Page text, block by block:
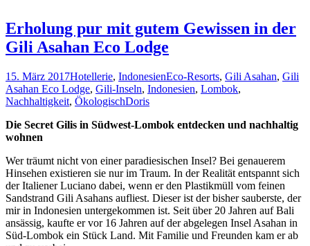
Sukantara
Cascade,
Thailand
Erholung pur mit gutem Gewissen in der
Gili Asahan Eco Lodge
15. März 2017Hotellerie, IndonesienEco-Resorts, Gili Asahan, Gili
Asahan Eco Lodge, Gili-Inseln, Indonesien, Lombok,
Nachhaltigkeit, ÖkologischDoris
Die Secret Gilis in Südwest-Lombok entdecken und nachhaltig
wohnen
Wer träumt nicht von einer paradiesischen Insel? Bei genauerem
Hinsehen existieren sie nur im Traum. In der Realität entspannt sich
der Italiener Luciano dabei, wenn er den Plastikmüll vom feinen
Sandstrand Gili Asahans aufliest. Dieser ist der bisher sauberste, der
mir in Indonesien untergekommen ist. Seit über 20 Jahren auf Bali
ansässig, kaufte er vor 16 Jahren auf der abgelegen Insel Asahan in
Süd-Lombok ein Stück Land. Mit Familie und Freunden kam er ab